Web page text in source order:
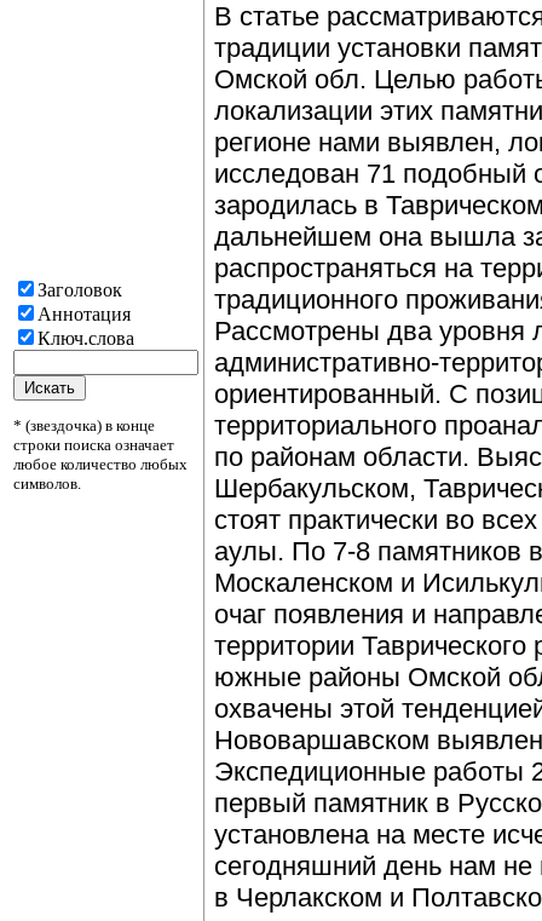
Заголовок
Аннотация
Ключ.слова
* (звездочка) в конце
строки поиска означает
любое количество любых
символов.
В статье
традиции установки
Омской обл. Целью
локализации этих
регионе нами выявлен,
исследован 71 подобный
зародилась в
дальнейшем она вышла
распространяться на
традиционного
Рассмотрены два уровня
административно-
ориентированный. С
территориального
по районам области.
Шербакульском,
стоят практически во
аулы. По 7-8 памятников
Москаленском и
очаг появления и
территории
южные районы Омской
охвачены этой
Нововаршавском
Экспедиционные работы
первый памятник в
установлена на месте
сегодняшний день нам не
в Черлакском и